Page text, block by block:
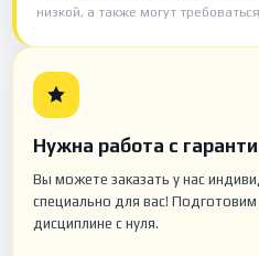
низкой, а также могут
Нужна работа с
Вы можете заказать у нас
специально для вас!
дисциплине с нуля.